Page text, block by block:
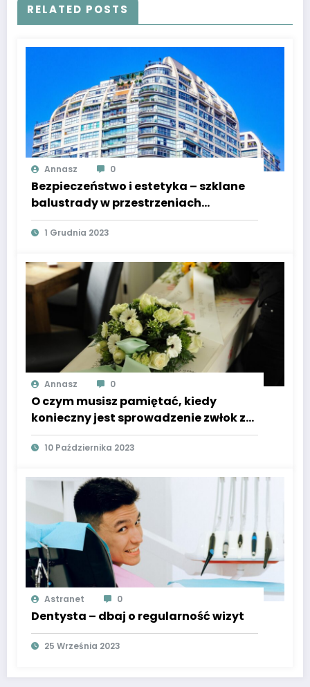
RELATED POSTS
Annasz 0
Bezpieczeństwo i estetyka – szklane
balustrady w przestrzeniach
zewnętrznych
1 Grudnia 2023
Annasz 0
O czym musisz pamiętać, kiedy
konieczny jest sprowadzenie zwłok z
zagranicy?
10 Października 2023
Astranet 0
Dentysta – dbaj o regularność wizyt
25 Września 2023